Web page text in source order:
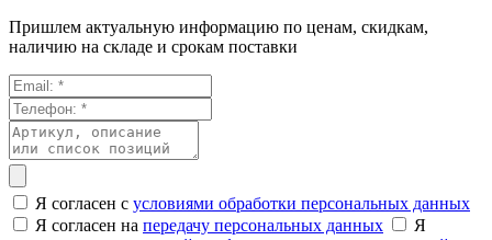
Пришлем актуальную информацию по ценам, скидкам,
наличию на складе и срокам поставки
Я согласен с условиями обработки персональных данных
Я согласен на передачу персональных данных
Я